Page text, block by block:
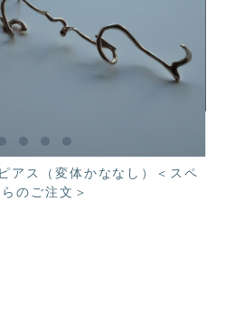
ス（変体かななし）＜スペ
のご注文＞